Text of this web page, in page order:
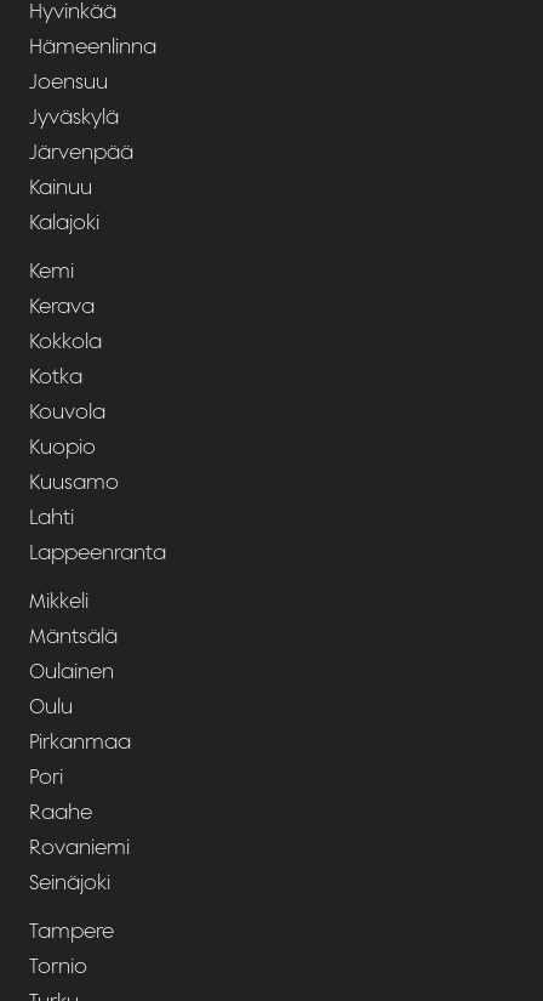
Hyvinkää
Hämeenlinna
Joensuu
Jyväskylä
Järvenpää
Kainuu
Kalajoki
Kemi
Kerava
Kokkola
Kotka
Kouvola
Kuopio
Kuusamo
Lahti
Lappeenranta
Mikkeli
Mäntsälä
Oulainen
Oulu
Pirkanmaa
Pori
Raahe
Rovaniemi
Seinäjoki
Tampere
Tornio